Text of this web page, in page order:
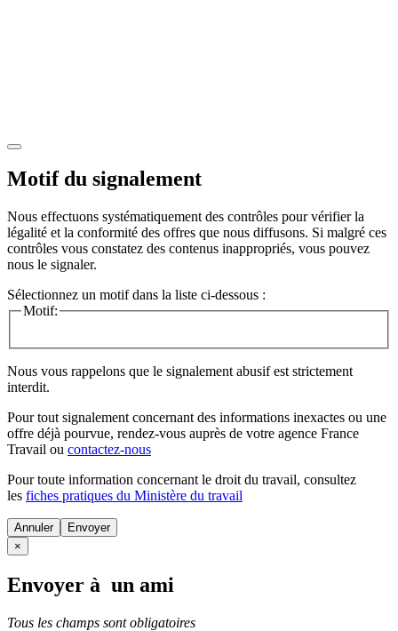
Motif du signalement
Nous effectuons systématiquement des contrôles pour vérifier la
légalité et la conformité des offres que nous diffusons. Si malgré ces
contrôles vous constatez des contenus inappropriés, vous pouvez
nous le signaler.
Sélectionnez un motif dans la liste ci-dessous :
Motif:
Nous vous rappelons que le signalement abusif est strictement
interdit.
Pour tout signalement concernant des informations inexactes ou une
offre déjà pourvue, rendez-vous auprès de votre agence France
Travail ou contactez-nous
Pour toute information concernant le droit du travail, consultez
les fiches pratiques du Ministère du travail
Annuler
×
Envoyer à un ami
Tous les champs sont obligatoires